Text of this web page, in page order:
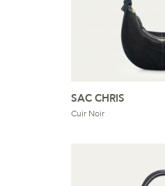
SAC CHRIS
Cuir Noir